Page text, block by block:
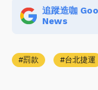
追蹤造咖
News
罰款 台北捷運